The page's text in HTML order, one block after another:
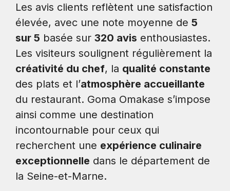
Les avis clients reflètent une satisfaction
élevée, avec une note moyenne de 5
sur 5 basée sur 320 avis enthousiastes.
Les visiteurs soulignent régulièrement la
créativité du chef, la qualité constante
des plats et l’atmosphère accueillante
du restaurant. Goma Omakase s’impose
ainsi comme une destination
incontournable pour ceux qui
recherchent une expérience culinaire
exceptionnelle dans le département de
la Seine-et-Marne.